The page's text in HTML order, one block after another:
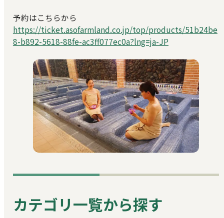
予約はこちらから
https://ticket.asofarmland.co.jp/top/products/51b24be
8-b892-5618-88fe-ac3ff077ec0a?lng=ja-JP
カテゴリ一覧から探す